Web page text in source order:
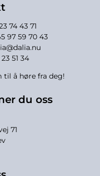
74 43 71
97 59 70 43
51 34
til å høre fra deg!
du oss
71